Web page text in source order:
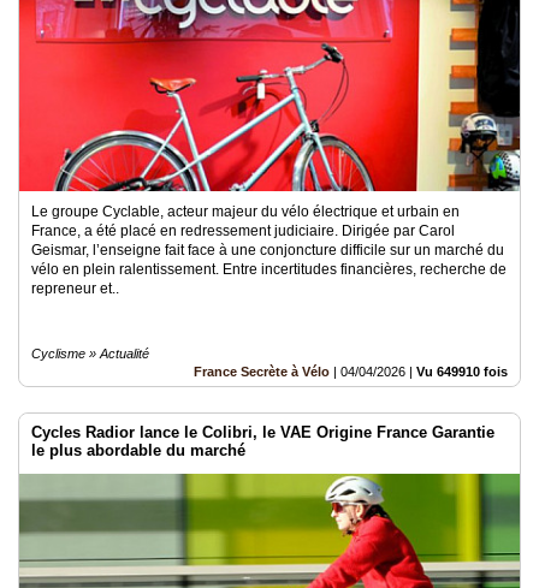
Le groupe Cyclable, acteur majeur du vélo électrique et urbain en
France, a été placé en redressement judiciaire. Dirigée par Carol
Geismar, l’enseigne fait face à une conjoncture difficile sur un marché du
vélo en plein ralentissement. Entre incertitudes financières, recherche de
repreneur et..
Cyclisme » Actualité
France Secrète à Vélo | 04/04/2026 | Vu 649910 fois
Cycles Radior lance le Colibri, le VAE Origine France Garantie
le plus abordable du marché